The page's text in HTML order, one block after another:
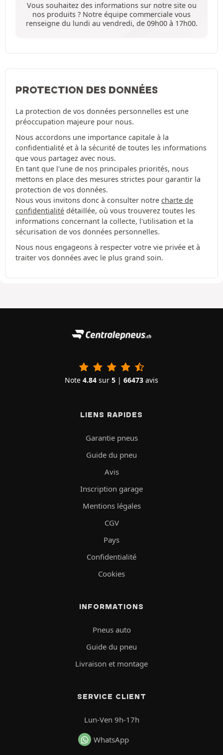
Vous souhaitez des informations sur notre site ou
nos produits ? Notre équipe commerciale vous
renseigne du lundi au vendredi, de 09h00 à 17h00.
PROTECTION DES DONNÉES
La protection de vos données personnelles est une
préoccupation majeure pour nous.
Nous accordons une importance capitale à la
confidentialité et à la sécurité de toutes les informations
que vous partagez avec nous.
En tant que l'une de nos principales priorités, nous
mettons en place des mesures strictes pour garantir la
protection de vos données.
Nous vous invitons donc à consulter notre charte de
confidentialité détaillée, où vous trouverez toutes les
informations concernant la collecte, l'utilisation et la
sécurisation de vos données personnelles.
Nous nous engageons à respecter votre vie privée et à
traiter vos données avec le plus grand soin.
Note 4.84 sur 5 | 66473 avis
LIENS RAPIDES
Garantie pneus
Guide du pneu
Avis
Inscription garage
Mentions légales
CGV
Pays
Confidentialité
Cookies
INFORMATIONS
Pneus auto
Guide du pneu
Livraison et montage
SERVICE CLIENT
Lun-Ven 9h-17h
WhatsApp